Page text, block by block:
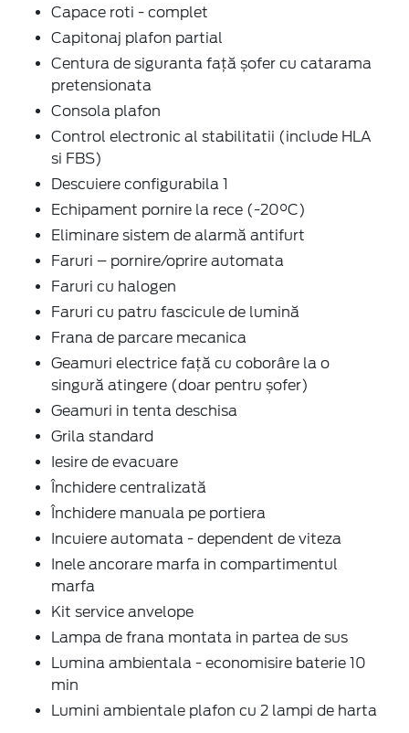
Capace roti - complet
Capitonaj plafon partial
Centura de siguranta față șofer cu catarama
pretensionata
Consola plafon
Control electronic al stabilitatii (include HLA
si FBS)
Descuiere configurabila 1
Echipament pornire la rece (-20°C)
Eliminare sistem de alarmă antifurt
Faruri – pornire/oprire automata
Faruri cu halogen
Faruri cu patru fascicule de lumină
Frana de parcare mecanica
Geamuri electrice faţă cu coborâre la o
singură atingere (doar pentru șofer)
Geamuri in tenta deschisa
Grila standard
Iesire de evacuare
Închidere centralizată
Închidere manuala pe portiera
Incuiere automata - dependent de viteza
Inele ancorare marfa in compartimentul
marfa
Kit service anvelope
Lampa de frana montata in partea de sus
Lumina ambientala - economisire baterie 10
min
Lumini ambientale plafon cu 2 lampi de harta